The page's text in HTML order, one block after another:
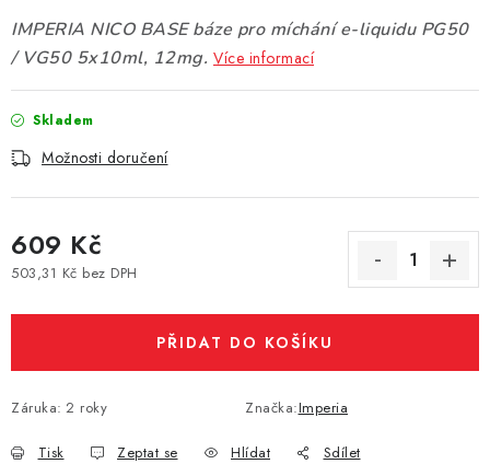
NIKOTINOVÝ FILM
ZNAČKY
Kontakty
Prodejny
IMPERIA NICO BASE báze pro míchání e-liquidu PG50
/ VG50 5x10ml, 12mg. Více informací
Skladem
Možnosti doručení
609 Kč
503,31 Kč bez DPH
PŘIDAT DO KOŠÍKU
Záruka: 2 roky Značka:Imperia
Tisk Zeptat se Hlídat Sdílet